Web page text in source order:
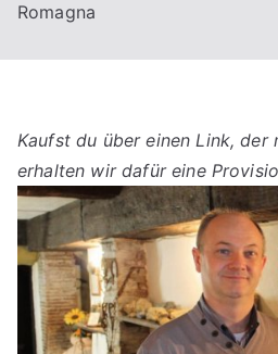
Romagna
Kaufst du über einen Link,
erhalten wir dafür eine